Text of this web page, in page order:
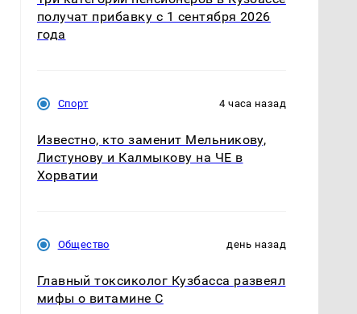
получат прибавку с 1 сентября 2026
года
Спорт 4 часа назад
Известно, кто заменит Мельникову,
Листунову и Калмыкову на ЧЕ в
Хорватии
Общество день назад
Главный токсиколог Кузбасса развеял
мифы о витамине С